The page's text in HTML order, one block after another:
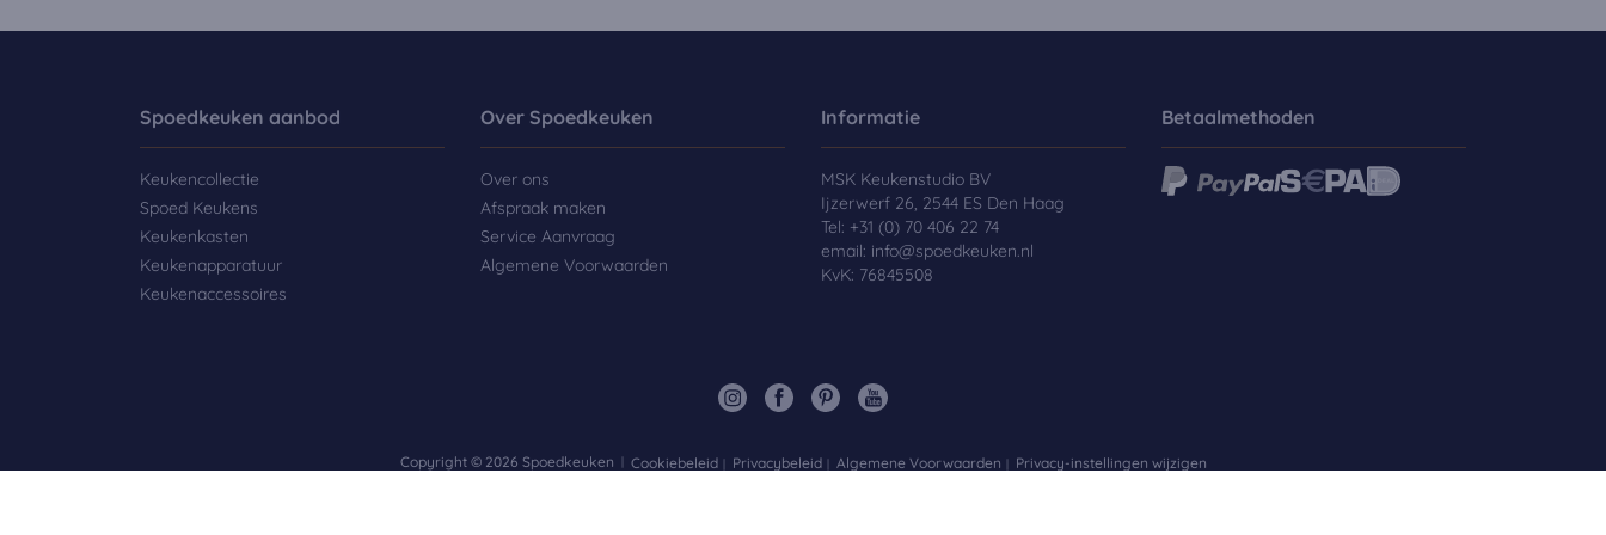
Spoedkeuken aanbod
Keukencollectie
Spoed Keukens
Keukenkasten
Keukenapparatuur
Keukenaccessoires
Over Spoedkeuken
Over ons
Afspraak maken
Service Aanvraag
Algemene Voorwaarden
Informatie
MSK Keukenstudio BV
Ijzerwerf 26, 2544 ES Den Haag
Tel: +31 (0) 70 406 22 74
email: info@spoedkeuken.nl
KvK: 76845508
Betaalmethoden
Copyright © 2026 Spoedkeuken Cookiebeleid Privacybeleid Algemene Voorwaarden Privacy-instellingen wijzigen